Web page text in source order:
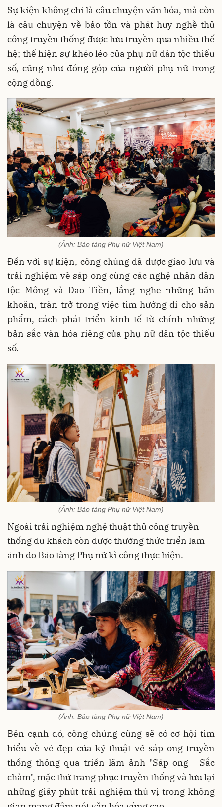
Sự kiện không chỉ là câu chuyện văn hóa, mà còn
là câu chuyện về bảo tồn và phát huy nghề thủ
công truyền thống được lưu truyền qua nhiều thế
hệ; thể hiện sự khéo léo của phụ nữ dân tộc thiểu
số, cũng như đóng góp của người phụ nữ trong
cộng đồng.
(Ảnh: Bảo tàng Phụ nữ Việt Nam)
Đến với sự kiện, công chúng đã được giao lưu và
trải nghiệm vẽ sáp ong cùng các nghệ nhân dân
tộc Mông và Dao Tiền, lắng nghe những băn
khoăn, trăn trở trong việc tìm hướng đi cho sản
phẩm, cách phát triển kinh tế từ chính những
bản sắc văn hóa riêng của phụ nữ dân tộc thiểu
số.
(Ảnh: Bảo tàng Phụ nữ Việt Nam)
Ngoài trải nghiệm nghệ thuật thủ công truyền
thống du khách còn được thưởng thức triển lãm
ảnh do Bảo tàng Phụ nữ kì công thực hiện.
(Ảnh: Bảo tàng Phụ nữ Việt Nam)
Bên cạnh đó, công chúng cũng sẽ có cơ hội tìm
hiểu về vẻ đẹp của kỹ thuật vẽ sáp ong truyền
thống thông qua triển lãm ảnh "Sáp ong - Sắc
chàm", mặc thử trang phục truyền thống và lưu lại
những giây phút trải nghiệm thú vị trong không